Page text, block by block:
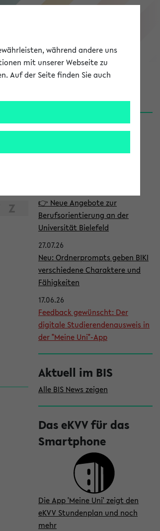
eKVV
Z
S
i
News
👉 Neue Angebote zur
Berufsorientierung an der
Universität Bielefeld
27.07.26
Neu: Ordnerprompts geben BIKI
verschiedene Charaktere und
Fähigkeiten
17.06.26
Feedback gewünscht: Der
digitale Studierendenausweis in
der "Meine Uni"-App
Aktuell im BIS
Alle BIS News zeigen
Das eKVV für das
Smartphone
Die App 'Meine Uni' zeigt den
eKVV Stundenplan und noch
mehr
während andere uns
mit unserer Webseite zu
Auf der Seite finden Sie auch